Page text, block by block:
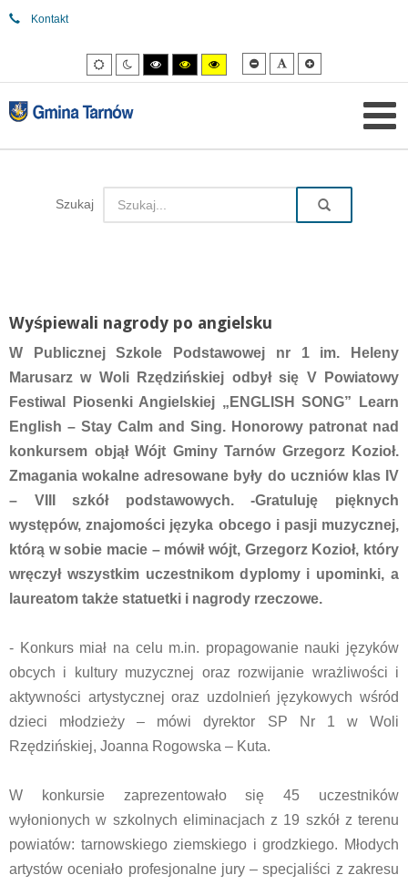
Kontakt
Tryb
domyślny
Tryb
nocny
Tryb
wysokiego
kontrastu
Tryb
wysokiego
kontrastu
Tryb
wysokiego
kontrastu
Mniejsza
czcionka
Domyślna
czcionka
Szukaj
Wyśpiewali nagrody po angielsku
W Publicznej Szkole Podstawowej nr 1 im. Heleny
Marusarz w Woli Rzędzińskiej odbył się V Powiatowy
Festiwal Piosenki Angielskiej „ENGLISH SONG” Learn
English – Stay Calm and Sing. Honorowy patronat nad
konkursem objął Wójt Gminy Tarnów Grzegorz Kozioł.
Zmagania wokalne adresowane były do uczniów klas IV
– VIII szkół podstawowych. -Gratuluję pięknych
występów, znajomości języka obcego i pasji muzycznej,
którą w sobie macie – mówił wójt, Grzegorz Kozioł, który
wręczył wszystkim uczestnikom dyplomy i upominki, a
laureatom także statuetki i nagrody rzeczowe.
- Konkurs miał na celu m.in. propagowanie nauki języków
obcych i kultury muzycznej oraz rozwijanie wrażliwości i
aktywności artystycznej oraz uzdolnień językowych wśród
dzieci młodzieży – mówi dyrektor SP Nr 1 w Woli
Rzędzińskiej, Joanna Rogowska – Kuta.
W konkursie zaprezentowało się 45 uczestników
wyłonionych w szkolnych eliminacjach z 19 szkół z terenu
powiatów: tarnowskiego ziemskiego i grodzkiego. Młodych
artystów oceniało profesjonalne jury – specjaliści z zakresu